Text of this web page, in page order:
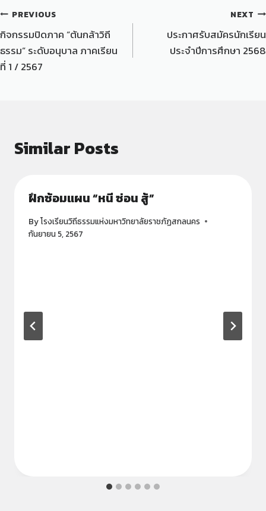
PREVIOUS
กิจกรรมปิดภาค “ต้นกล้าวิถี
ธรรม” ระดับอนุบาล ภาคเรียน
ที่ 1 / 2567
NEXT
ประกาศรับสมัครนักเรียน
ประจำปีการศึกษา 2568
Similar Posts
ฝึกซ้อมแผน “หนี ซ่อน สู้”
Byโรงเรียนวิถีธรรมแห่งมหาวิทยาลัยราชภัฏสกลนคร
กันยายน 5, 2567